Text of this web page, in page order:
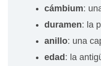
cámbium:
duramen: la
anillo: una
edad: la